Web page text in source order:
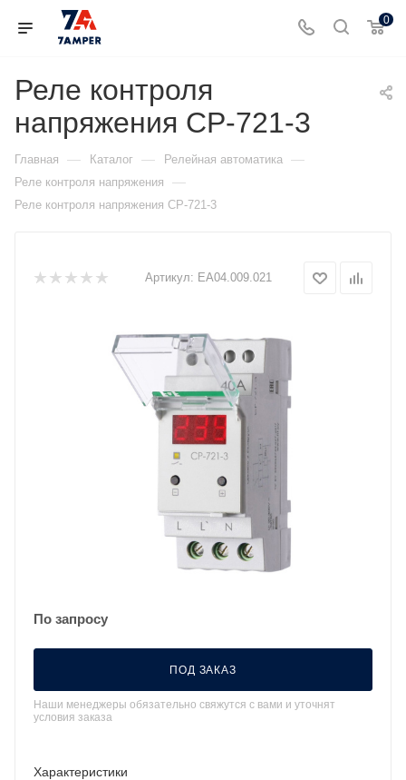
0
Реле контроля
напряжения CP-721-3
Главная — Каталог — Релейная автоматика —
Реле контроля напряжения —
Реле контроля напряжения CP-721-3
Артикул: EA04.009.021
По запросу
ПОД ЗАКАЗ
Наши менеджеры обязательно свяжутся с вами и уточнят
условия заказа
Характеристики